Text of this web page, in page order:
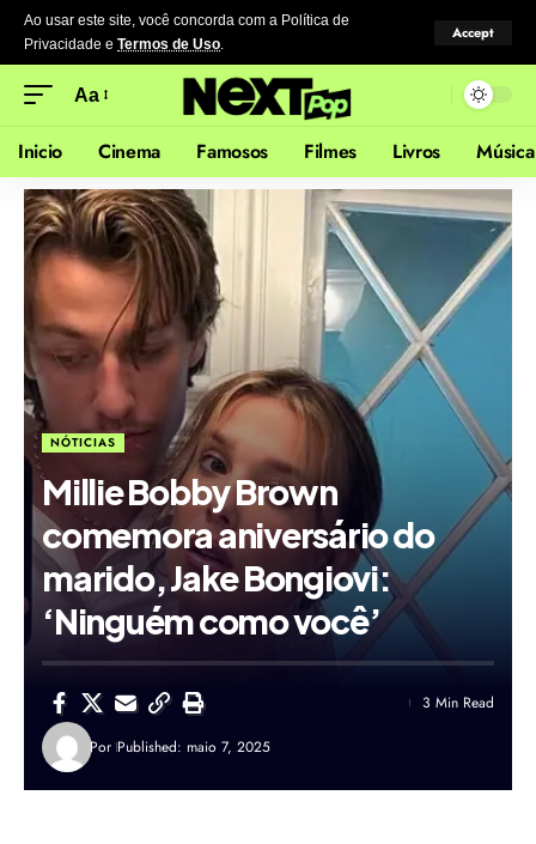
Ao usar este site, você concorda com a Política de
Privacidade e Termos de Uso.
Accept
Aa
Inicio Cinema Famosos Filmes Livros Música
NÓTICIAS
Millie Bobby Brown
comemora aniversário do
marido, Jake Bongiovi:
‘Ninguém como você’
Por Published: maio 7, 2025
3 Min Read